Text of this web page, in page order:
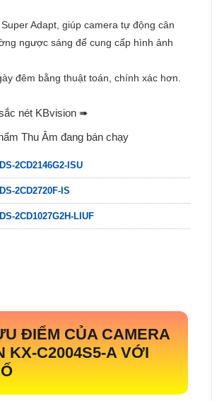
Adapt, giúp camera tự động cân
ngược sáng để cung cấp hình ảnh
đêm bằng thuật toán, chính xác hơn.
Thu Âm đang bán chạy
2CD2146G2-ISU
2CD2720F-IS
2CD1027G2H-LIUF
ĐIỂM CỦA CAMERA
KX-C2004S5-A VỚI